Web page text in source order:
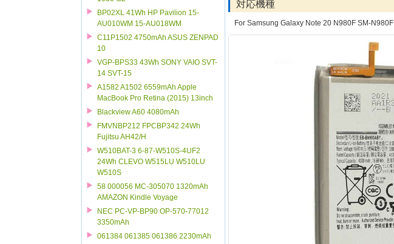
BP02XL 41Wh HP Pavilion 15-
AU010WM 15-AU018WM
C11P1502 4750mAh ASUS ZENPAD
10
VGP-BPS33 43Wh SONY VAIO SVT-
14 SVT-15
A1582 A1502 6559mAh Apple
MacBook Pro Retina (2015) 13inch
Blackview A60 4080mAh
FMVNBP212 FPCBP342 24Wh
Fujitsu AH42/H
W510BAT-3 6-87-W510S-4UF2
24Wh CLEVO W515LU W510LU
W510S
58 000056 MC-305070 1320mAh
AMAZON Kindle Voyage
NEC PC-VP-BP90 OP-570-77012
3350mAh
061384 061385 061386 2230mAh
対応機種
For Samsung Galaxy Note 20 N980F SM-N980F